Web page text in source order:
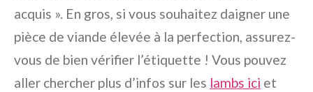
acquis ». En gros, si vous souhaitez daigner une
pièce de viande élevée à la perfection, assurez-
vous de bien vérifier l’étiquette ! Vous pouvez
aller chercher plus d’infos sur les lambs ici et